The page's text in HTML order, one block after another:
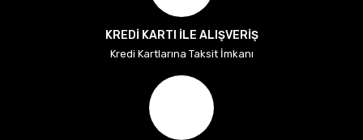
KREDİ KARTI İLE ALIŞVERİŞ
Kredi Kartlarına Taksit İmkanı